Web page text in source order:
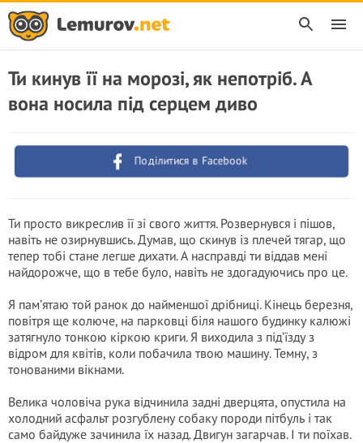
Ти кинув її на морозі, як непотріб. А
вона носила під серцем диво
Поділитися в Facebook
Ти просто викреслив її зі свого життя. Розвернувся і пішов,
навіть не озирнувшись. Думав, що скинув із плечей тягар, що
тепер тобі стане легше дихати. А насправді ти віддав мені
найдорожче, що в тебе було, навіть не здогадуючись про це.
Я пам’ятаю той ранок до найменшої дрібниці. Кінець березня,
повітря ще колюче, на парковці біля нашого будинку калюжі
затягнуло тонкою кіркою криги. Я виходила з під’їзду з
відром для квітів, коли побачила твою машину. Темну, з
тонованими вікнами.
Велика чоловіча рука відчинила задні дверцята, опустила на
холодний асфальт розгублену собаку породи пітбуль і так
само байдуже зачинила їх назад. Двигун загарчав. І ти поїхав.